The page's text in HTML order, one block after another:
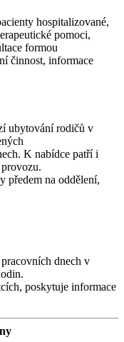
hospitalizované,
pomoci,
formou
činnost, informace
ubytování rodičů v
K nabídce patří i
předem na oddělení,
dnech v
poskytuje informace